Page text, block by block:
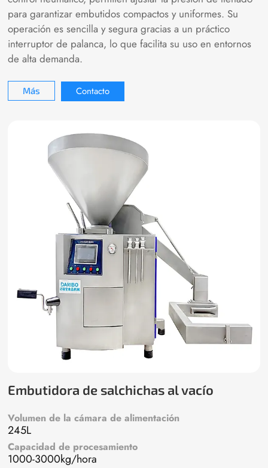
para garantizar embutidos compactos y uniformes. Su
operación es sencilla y segura gracias a un práctico
interruptor de palanca, lo que facilita su uso en entornos
de alta demanda.
Más Contacto
Embutidora de salchichas al vacío
Volumen de la cámara de alimentación
245L
Capacidad de procesamiento
1000-3000kg/hora